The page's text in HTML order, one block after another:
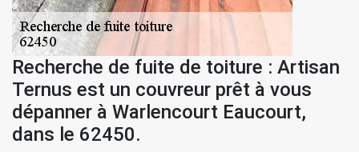
Recherche de fuite de toiture : Artisan
Ternus est un couvreur prêt à vous
dépanner à Warlencourt Eaucourt,
dans le 62450.